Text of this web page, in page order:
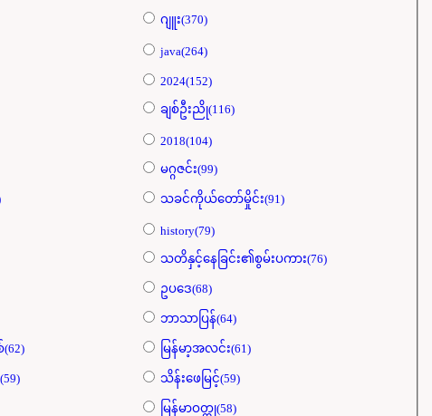
ဂျူး(370)
java(264)
2024(152)
ချစ်ဦးညို(116)
2018(104)
မဂ္ဂဇင်း(99)
သခင်ကိုယ်တော်မှိုင်း(91)
history(79)
သတိနှင့်နေခြင်း၏စွမ်းပကား(76)
ဥပဒေ(68)
ဘာသာပြန်(64)
မြန်မာ့အလင်း(61)
သိန်းဖေမြင့်(59)
မြန်မာဝတ္ထု(58)